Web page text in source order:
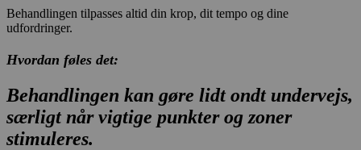
Behandlingen tilpasses altid din krop, dit tempo og dine
udfordringer.
Hvordan føles det:
Behandlingen kan gøre lidt ondt undervejs,
særligt når vigtige punkter og zoner
stimuleres.